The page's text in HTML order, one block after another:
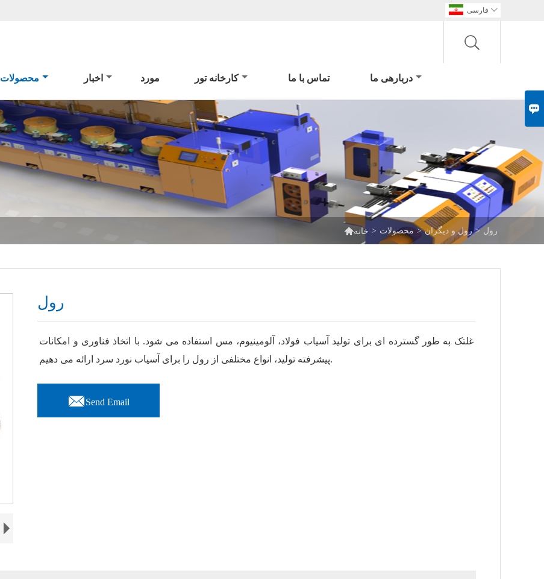

فارسی 
محصولات اخبار مورد کارخانه تور تماس با ما دربارهی ما
خانه > محصولات > رول و دیگران > رول
رول
غلتک به طور گسترده ای برای تولید آسیاب فولاد، آلومینیوم، مس استفاده می شود. با اتخاذ فناوری و امکانات
پیشرفته تولید، انواع مختلفی از رول را برای آسیاب نورد سرد ارائه می دهیم.
Send Email